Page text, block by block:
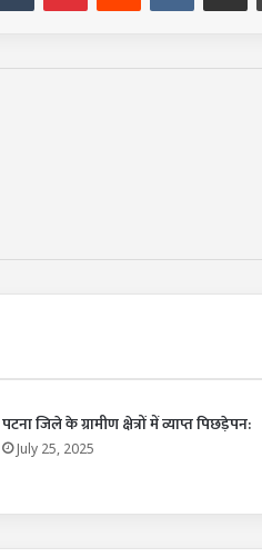
पटना जिले के ग्रामीण क्षेत्रों में व्याप्त पिछड़ेपन:
July 25, 2025